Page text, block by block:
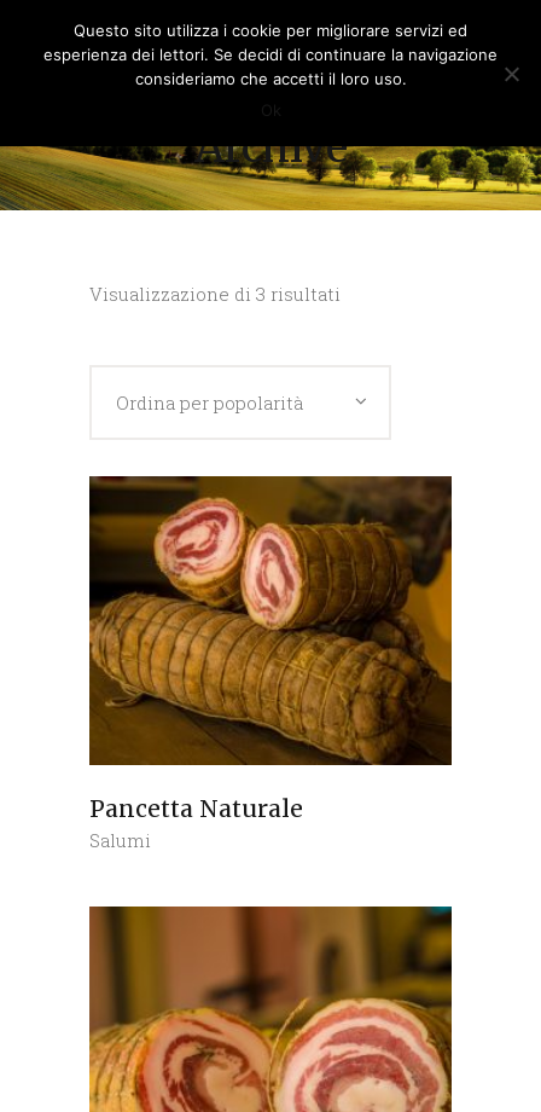
Archive
Visualizzazione di 3 risultati
Ordina per popolarità
Pancetta Naturale
Salumi
Questo sito utilizza i cookie per migliorare servizi ed
esperienza dei lettori. Se decidi di continuare la navigazione
consideriamo che accetti il loro uso.